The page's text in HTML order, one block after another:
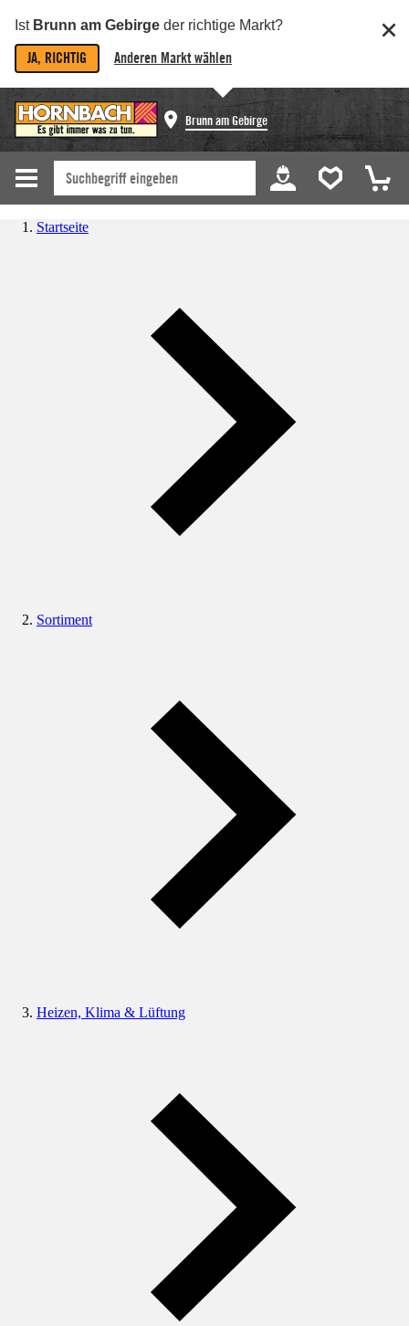
Ist Brunn am Gebirge der richtige Markt?
JA, RICHTIG Anderen Markt wählen
Brunn am Gebirge
Startseite
Sortiment
Heizen, Klima & Lüftung